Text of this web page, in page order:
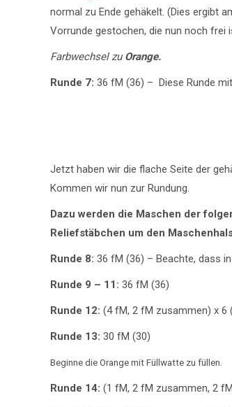
normal zu Ende gehäkelt. (Dies ergibt
Vorrunde gestochen, die nun noch frei
Farbwechsel zu Orange.
Runde 7: 36 fM (36) – Diese Runde
Jetzt haben wir die flache Seite der
Kommen wir nun zur Rundung.
Dazu werden die Maschen der
Reliefstäbchen um den
Runde 8: 36 fM (36) – Beachte, dass
Runde 9 – 11: 36 fM (36)
Runde 12: (4 fM, 2 fM zusammen) x 6
Runde 13: 30 fM (30)
Beginne die Orange mit Füllwatte zu füllen.
Runde 14: (1 fM, 2 fM zusammen, 2